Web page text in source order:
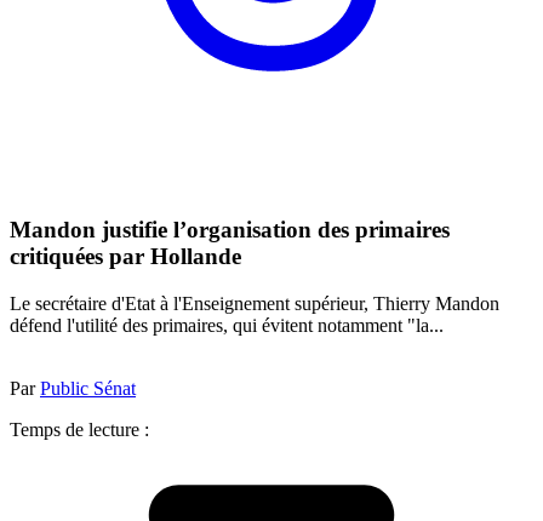
Mandon justifie l’organisation des primaires
critiquées par Hollande
Le secrétaire d'Etat à l'Enseignement supérieur, Thierry Mandon
défend l'utilité des primaires, qui évitent notamment "la...
ParPublic Sénat
Temps de lecture :